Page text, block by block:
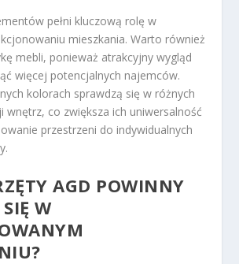
pełni kluczową rolę w
mieszkania. Warto również
mebli, ponieważ atrakcyjny wygląd
więcej potencjalnych najemców.
kolorach sprawdzą się w różnych
wnętrz, co zwiększa ich uniwersalność
przestrzeni do indywidualnych
AGD POWINNY
W